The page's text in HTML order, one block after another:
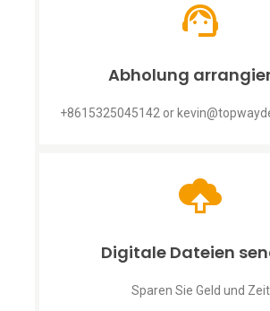
Abholung
+8615325045142 or
Digitale Dateien
Sparen Sie Geld und Zeit